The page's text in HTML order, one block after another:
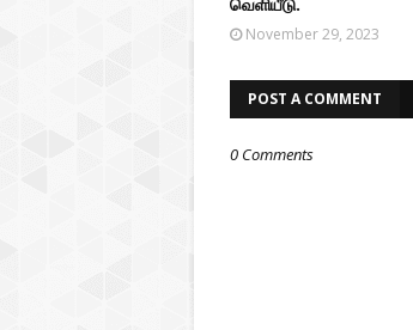
November 29, 2023
POST A COMMENT
0 Comments